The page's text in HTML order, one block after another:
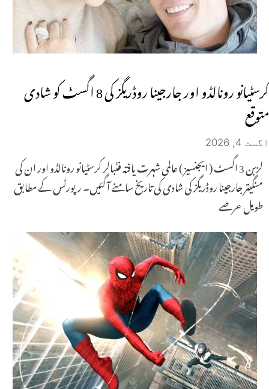
کرسٹیانو رونالڈو اور جارجینا روڈریگز کی 8 اگسٹ کو شادی
متوقع
اگست 4, 2026
لزبن 3 اگسٹ ( ایجنسیز ) عالمی شہرت یافتہ فٹبالر کرسٹیانو رونالڈو اور ان کی
منگیتر جارجینا روڈریگز کی شادی کی تاریخ سامنے آ گئیں۔ رپورٹس کے مطابق
طویل عرصے